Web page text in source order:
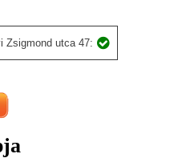
Zsigmond utca 47: